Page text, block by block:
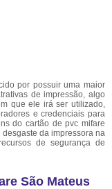
por possuir uma maior
de impressão, algo
que ele irá ser utilizado,
e credenciais para
do cartão de pvc mifare
da impressora na
de segurança de
São Mateus